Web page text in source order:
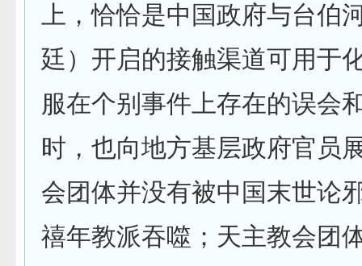
上，恰恰是中国政府与台伯
廷）开启的接触渠道可用于
服在个别事件上存在的误会
时，也向地方基层政府官员
会团体并没有被中国末世论
禧年教派吞噬；天主教会团